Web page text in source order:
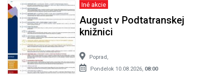
Iné akcie
August v Podtatranskej
knižnici
Poprad,
Pondelok 10.08.2026, 08:00